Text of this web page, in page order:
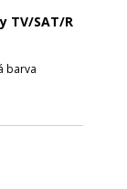
TV/SAT/R
barva